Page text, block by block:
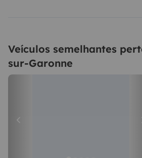
Veículos semelhantes
sur-Garonne